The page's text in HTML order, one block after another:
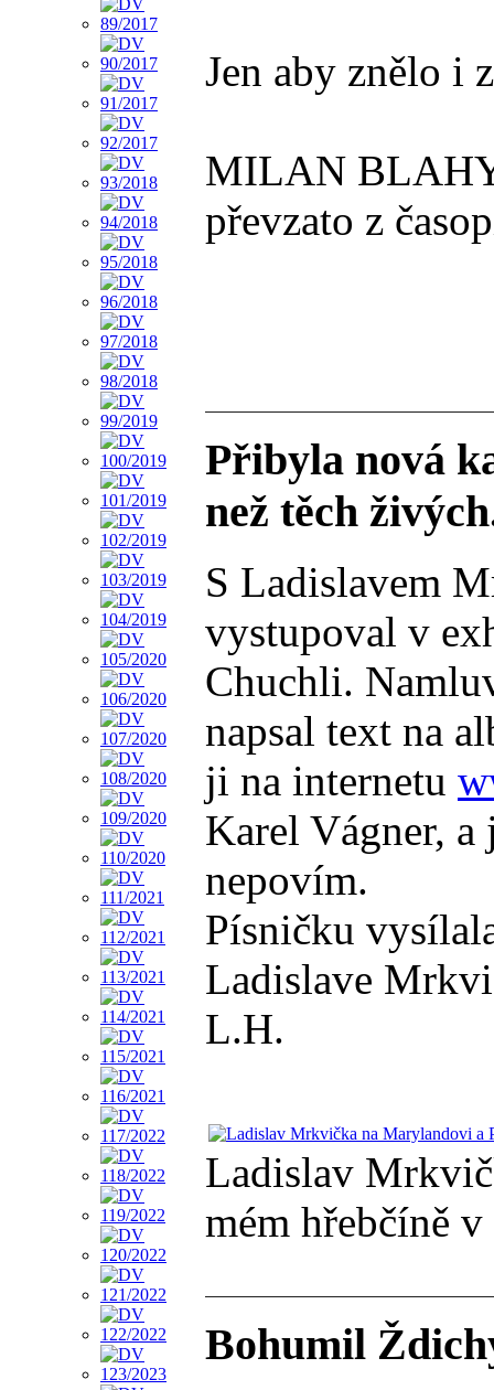
Jen aby znělo i
MILAN
převzato z
Přibyla nová
než těch
S Ladislavem
vystupoval v
Chuchli.
napsal text na
ji na internetu
Karel Vágner,
nepovím.
Písničku
Ladislave
L.H.
Ladislav
mém hřebčíně
Bohumil